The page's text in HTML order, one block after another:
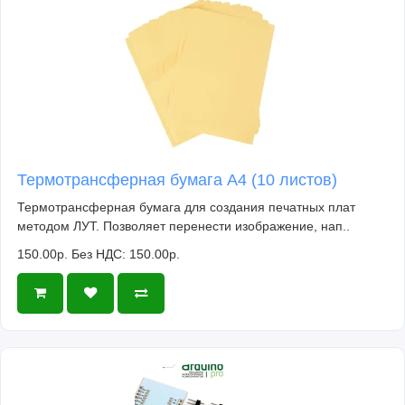
Термотрансферная бумага А4 (10 листов)
Термотрансферная бумага для создания печатных плат
методом ЛУТ. Позволяет перенести изображение, нап..
150.00р. Без НДС: 150.00р.